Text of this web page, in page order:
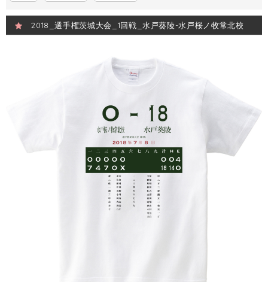
2018_選手権茨城大会_1回戦_水戸葵陵-水戸桜ノ牧常北校